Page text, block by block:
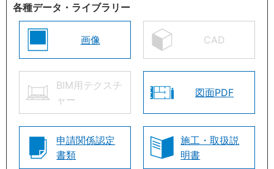
各種データ・ライブラリー
画像 CAD
BIM用テクスチ
ャー
図面PDF
申請関係認定
書類
施工・取扱説
明書